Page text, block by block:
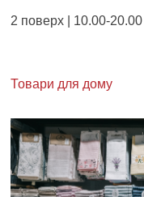
2 поверх | 10.00-20.00
Товари для дому